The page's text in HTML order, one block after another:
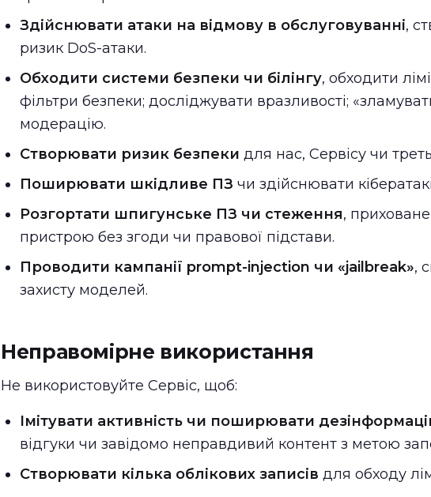
Здійснювати атаки на відмову в обслуговуванні,
ризик DoS-атаки.
Обходити системи безпеки чи білінгу, обходити
фільтри безпеки; досліджувати вразливості;
модерацію.
Створювати ризик безпеки для нас, Сервісу чи
Поширювати шкідливе ПЗ чи здійснювати
Розгортати шпигунське ПЗ чи стеження,
пристрою без згоди чи правової підстави.
Проводити кампанії prompt-injection чи «jailbreak»,
захисту моделей.
Неправомірне використання
Не використовуйте Сервіс, щоб:
Імітувати активність чи поширювати
відгуки чи завідомо неправдивий контент з метою
Створювати кілька облікових записів для обходу